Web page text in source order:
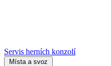
Servis herních konzolí
Místa a svoz